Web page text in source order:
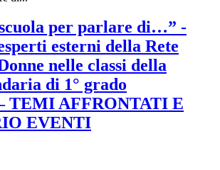
per parlare di…” -
esterni della Rete
nelle classi della
di 1° grado
TEMI AFFRONTATI E
EVENTI